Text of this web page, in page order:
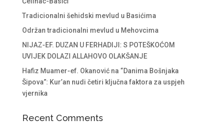
Tradicionalni šehidski mevlud u Basićima
Održan tradicionalni mevlud u Mehovcima
NIJAZ-EF. DUZAN U FERHADIJI: S POTEŠKOĆOM
UVIJEK DOLAZI ALLAHOVO OLAKŠANJE
Hafiz Muamer-ef. Okanović na “Danima Bošnjaka
Šipova”: Kur’an nudi četiri ključna faktora za uspjeh
vjernika
Recent Comments